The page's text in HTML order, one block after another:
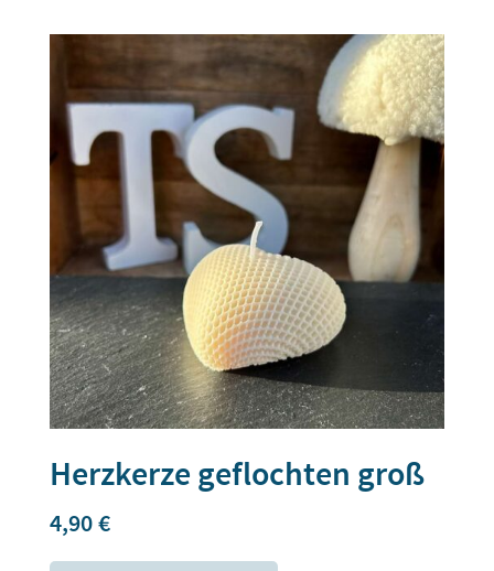
Herzkerze geflochten groß
4,90€